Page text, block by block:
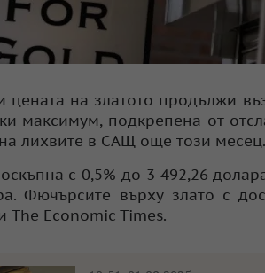
цената на златото продължи
максимум, подкрепена от
лихвите в САЩ още този месец.
с 0,5% до 3 492,26
Фючърсите върху злато с
The Economic Times.